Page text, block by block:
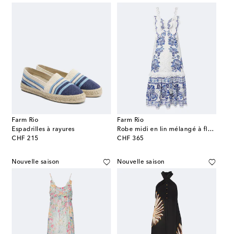
Farm Rio
Espadrilles à rayures
CHF 215
original price
Farm Rio
Robe midi en lin mélangé à fleurs
CHF 365
original price
Nouvelle saison Nouvelle saison